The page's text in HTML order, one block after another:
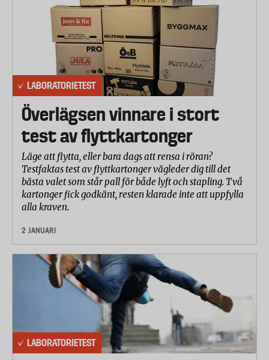
LABORATORIETEST
Överlägsen vinnare i stort
test av flyttkartonger
Läge att flytta, eller bara dags att rensa i röran?
Testfaktas test av flyttkartonger vägleder dig till det
bästa valet som står pall för både lyft och stapling. Två
kartonger fick godkänt, resten klarade inte att uppfylla
alla kraven.
2 JANUARI
LABORATORIETEST